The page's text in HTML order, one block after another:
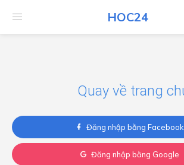
HOC24
HOC24
Quay về trang
Đăng nhập bằng Facebook
Đăng nhập bằng Google